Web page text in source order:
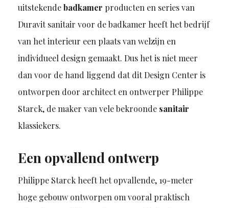
uitstekendebadkamer producten en series van
Duravit sanitair voor de badkamer heeft het bedrijf
van het interieur een plaats van welzijn en
individueel design gemaakt. Dus het is niet meer
dan voor de hand liggend dat dit Design Center is
ontworpen door architect en ontwerper Philippe
Starck, de maker van vele bekroonde sanitair
klassiekers.
Een opvallend ontwerp
Philippe Starck heeft het opvallende, 19-meter
hoge gebouw ontworpen om vooral praktisch